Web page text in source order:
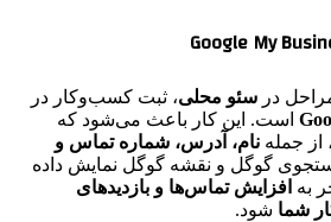
در سئو محلی، ثبت کسب‌وکار در
است. این کار باعث می‌شود که
جمله نام، آدرس، شماره تماس و
گوگل و نقشه گوگل نمایش داده
به افزایش تماس‌ها و بازدیدهای
شما شود.